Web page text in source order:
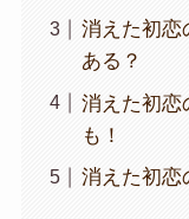
消えた初恋
ある？
消えた初恋
も！
消えた初恋